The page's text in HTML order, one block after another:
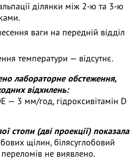
ділянки між 2-ю та 3-ю
ваги на передній відділ
температури — відсутнє.
лабораторне обстеження,
відхилень:
3 мм/год, гідроксивітамін D
стопи (дві проекції) показала
щілин, білясуглобовий
не виявлено.